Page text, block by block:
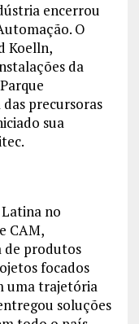
encerrou
O
Koelln,
da
precursoras
sua
no
CAM,
de produtos
focados
uma trajetória
soluções